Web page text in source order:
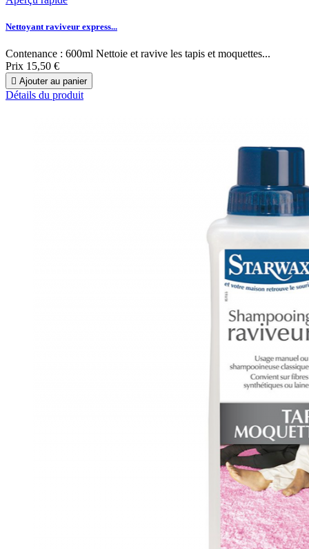
Nettoyant raviveur express...
Contenance : 600ml Nettoie et ravive les tapis et moquettes...
Prix 15,50 €
 Ajouter au panier
Détails du produit